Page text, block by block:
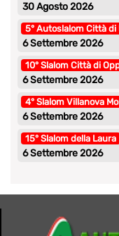
30 Agosto 2026
5° Autoslalom Città di
6 Settembre 2026
10° Slalom Città di
6 Settembre 2026
4° Slalom Villanova
6 Settembre 2026
15° Slalom della Laura
6 Settembre 2026